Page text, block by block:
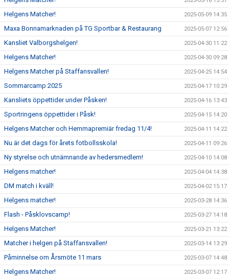
Helgens Matcher! 2025-05-09 14:35
Maxa Bonnamarknaden på TG Sportbar & Restaurang 2025-05-07 12:56
Kansliet Valborgshelgen! 2025-04-30 11:22
Helgens Matcher! 2025-04-30 09:28
Helgens Matcher på Staffansvallen! 2025-04-25 14:54
Sommarcamp 2025 2025-04-17 10:29
Kansliets öppettider under Påsken! 2025-04-16 13:43
Sportringens öppettider i Påsk! 2025-04-15 14:20
Helgens Matcher och Hemmapremiär fredag 11/4! 2025-04-11 14:22
Nu är det dags för årets fotbollsskola! 2025-04-11 09:26
Ny styrelse och utnämnande av hedersmedlem! 2025-04-10 14:08
Helgens matcher! 2025-04-04 14:38
DM match i kväll! 2025-04-02 15:17
Helgens matcher! 2025-03-28 14:36
Flash - Påsklovscamp! 2025-03-27 14:18
Helgens Matcher! 2025-03-21 13:22
Matcher i helgen på Staffansvallen! 2025-03-14 13:29
Påminnelse om Årsmöte 11 mars 2025-03-07 14:48
Helgens Matcher! 2025-03-07 12:17